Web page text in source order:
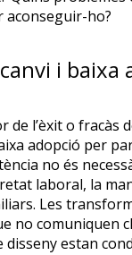
aconseguir-ho?
i
de l’èxit o
adopció per
no és
laboral, la
Les
no comuniquen
estan